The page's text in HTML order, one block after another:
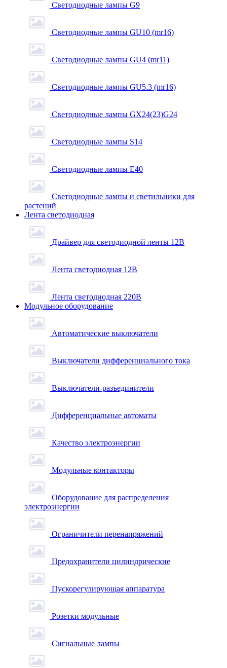
Светодиодные лампы G9
Светодиодные лампы GU10 (mr16)
Светодиодные лампы GU4 (mr11)
Светодиодные лампы GU5.3 (mr16)
Светодиодные лампы GX24(23)G24
Светодиодные лампы S14
Светодиодные лампы Е40
Светодиодные лампы и светильники для
растений
Лента светодиодная
Драйвер для светодиодной ленты 12В
Лента светодиодная 12В
Лента светодиодная 220В
Модульное оборудование
Автоматические выключатели
Выключатели дифференциального тока
Выключатели-разъединители
Дифференциальные автоматы
Качество электроэнергии
Модульные контакторы
Оборудование для распределения
электроэнергии
Ограничители перенапряжений
Предохранители цилиндрические
Пускорегулирующая аппаратура
Розетки модульные
Сигнальные лампы